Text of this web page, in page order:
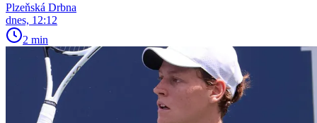
Plzeňská Drbna
dnes, 12:12
2 min